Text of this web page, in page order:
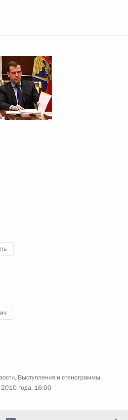
, Выступления и стенограммы
года, 16:00